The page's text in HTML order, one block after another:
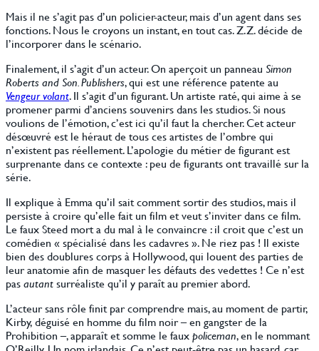
Mais il ne s’agit pas d’un policier-acteur, mais d’un agent dans ses
fonctions. Nous le croyons un instant, en tout cas. Z.Z. décide de
l’incorporer dans le scénario.
Finalement, il s’agit d’un acteur. On aperçoit un panneau Simon
Roberts and Son. Publishers, qui est une référence patente au
Vengeur volant. Il s’agit d’un figurant. Un artiste raté, qui aime à se
promener parmi d’anciens souvenirs dans les studios. Si nous
voulions de l’émotion, c’est ici qu’il faut la chercher. Cet acteur
désœuvré est le héraut de tous ces artistes de l’ombre qui
n’existent pas réellement. L’apologie du métier de figurant est
surprenante dans ce contexte : peu de figurants ont travaillé sur la
série.
Il explique à Emma qu’il sait comment sortir des studios, mais il
persiste à croire qu’elle fait un film et veut s’inviter dans ce film.
Le faux Steed mort a du mal à le convaincre : il croit que c’est un
comédien « spécialisé dans les cadavres ». Ne riez pas ! Il existe
bien des doublures corps à Hollywood, qui louent des parties de
leur anatomie afin de masquer les défauts des vedettes ! Ce n’est
pasautantsurréaliste qu’il y paraît au premier abord.
L’acteur sans rôle finit par comprendre mais, au moment de partir,
Kirby, déguisé en homme du film noir – en gangster de la
Prohibition –, apparaît et somme le fauxpoliceman, en le nommant